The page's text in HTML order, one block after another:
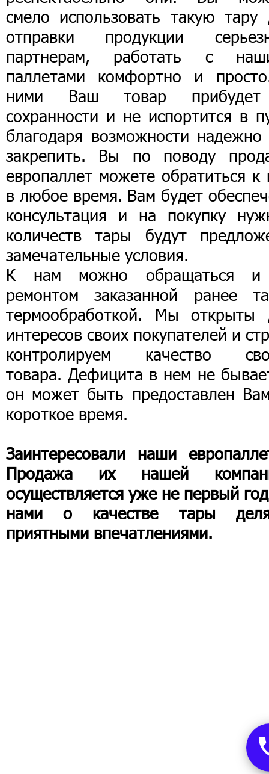
смело использовать такую тару
отправки продукции
партнерам, работать с
паллетами комфортно и
ними Ваш товар
сохранности и не испортится в
благодаря возможности надежно
закрепить. Вы по поводу
европаллет можете обратиться к
в любое время. Вам будет
консультация и на покупку
количеств тары будут
замечательные условия.
К нам можно обращаться
ремонтом заказанной ранее
термообработкой. Мы открыты
интересов своих покупателей и
контролируем качество
товара. Дефицита в нем не
он может быть предоставлен
короткое время.
Заинтересовали наши
Продажа их нашей
осуществляется уже не первый
нами о качестве тары
приятными впечатлениями.